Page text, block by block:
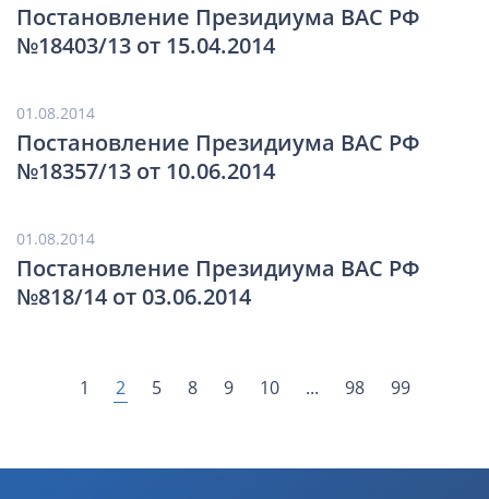
Постановление Президиума ВАС РФ
№18403/13 от 15.04.2014
01.08.2014
Постановление Президиума ВАС РФ
№18357/13 от 10.06.2014
01.08.2014
Постановление Президиума ВАС РФ
№818/14 от 03.06.2014
1 2 5 8 9 10 ... 98 99